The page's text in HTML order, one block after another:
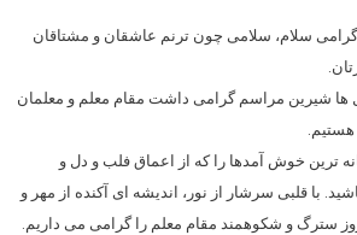
گرامی سلام، سلامی چون ترنم عاشقان و مشتاقان
دل ها شیرین مراسم گرامی داشت مقام معلم و معلمان
ترین خوش آمدها را که از اعماق فلب و دل و
با قلبی سرشار از نور، اندیشه ای آکنده از مهر و
سترگ و شکوهمند مقام معلم را گرامی می داریم.